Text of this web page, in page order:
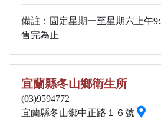
備註：固定星期一至星期六上午
售完為止
宜蘭縣冬山鄉衛生所
(03)9594772
宜蘭縣冬山鄉中正路１６號